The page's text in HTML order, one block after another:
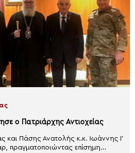
ο Πατριάρχης Αντιοχείας
και Πάσης Ανατολής κ.κ. Ιωάννης Ι’
πραγματοποιώντας επίσημη...